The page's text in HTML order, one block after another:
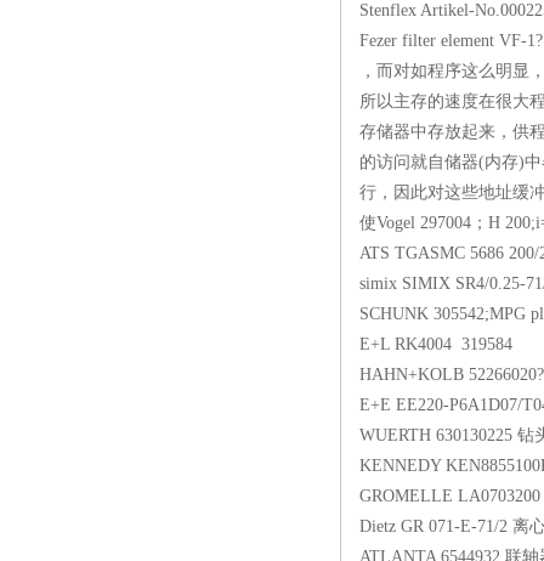
Stenflex Artikel-
Fezer filter
，而对如程序这么明显
所以主存的速度在很大
存储器中存放起来，供
的访问就自储器(内存)
行，因此对这些地址缓
使Vogel 297004
ATS TGASMC
simix SIMIX
SCHUNK
E+L RK4004
HAHN+KOLB
E+E EE220-
WUERTH
KENNEDY
GROMELLE
Dietz GR 071-
ATLANTA